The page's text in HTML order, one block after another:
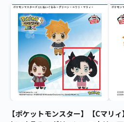
【ポケットモンスター】【Cマリ